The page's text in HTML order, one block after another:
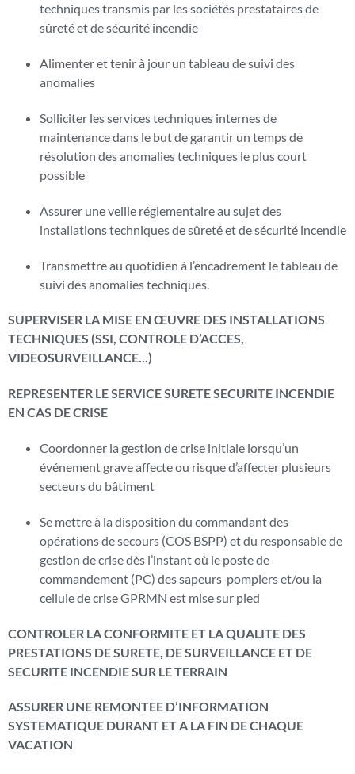
techniques transmis par les sociétés prestataires de
sûreté et de sécurité incendie
Alimenter et tenir à jour un tableau de suivi des
anomalies
Solliciter les services techniques internes de
maintenance dans le but de garantir un temps de
résolution des anomalies techniques le plus court
possible
Assurer une veille réglementaire au sujet des
installations techniques de sûreté et de sécurité incendie
Transmettre au quotidien à l’encadrement le tableau de
suivi des anomalies techniques.
SUPERVISER LA MISE EN ŒUVRE DES INSTALLATIONS
TECHNIQUES (SSI, CONTROLE D’ACCES,
VIDEOSURVEILLANCE...)
REPRESENTER LE SERVICE SURETE SECURITE INCENDIE
EN CAS DE CRISE
Coordonner la gestion de crise initiale lorsqu’un
événement grave affecte ou risque d’affecter plusieurs
secteurs du bâtiment
Se mettre à la disposition du commandant des
opérations de secours (COS BSPP) et du responsable de
gestion de crise dès l’instant où le poste de
commandement (PC) des sapeurs-pompiers et/ou la
cellule de crise GPRMN est mise sur pied
CONTROLER LA CONFORMITE ET LA QUALITE DES
PRESTATIONS DE SURETE, DE SURVEILLANCE ET DE
SECURITE INCENDIE SUR LE TERRAIN
ASSURER UNE REMONTEE D’INFORMATION
SYSTEMATIQUE DURANT ET A LA FIN DE CHAQUE
VACATION